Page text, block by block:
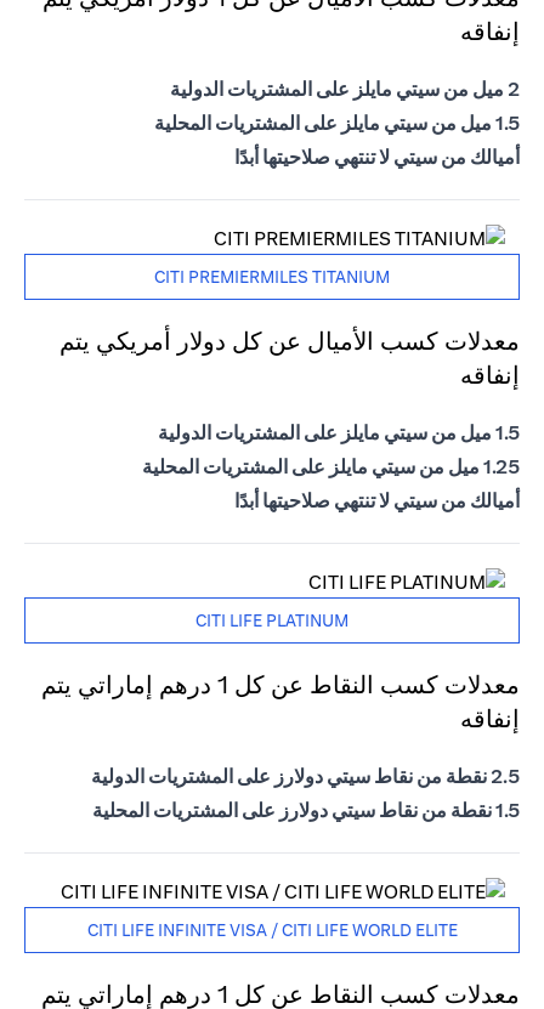
إنفاقه
2 ميل من سيتي مايلز على المشتريات الدولية
1.5 ميل من سيتي مايلز على المشتريات المحلية
أميالك من سيتي لا تنتهي صلاحيتها أبدًا
CITI PREMIERMILES TITANIUM
معدلات كسب الأميال عن كل دولار أمريكي يتم
إنفاقه
1.5 ميل من سيتي مايلز على المشتريات الدولية
1.25 ميل من سيتي مايلز على المشتريات المحلية
أميالك من سيتي لا تنتهي صلاحيتها أبدًا
CITI LIFE PLATINUM
معدلات كسب النقاط عن كل 1 درهم إماراتي يتم
إنفاقه
2.5 نقطة من نقاط سيتي دولارز على المشتريات الدولية
1.5 نقطة من نقاط سيتي دولارز على المشتريات المحلية
CITI LIFE INFINITE VISA / CITI LIFE WORLD ELITE
معدلات كسب النقاط عن كل 1 درهم إماراتي يتم